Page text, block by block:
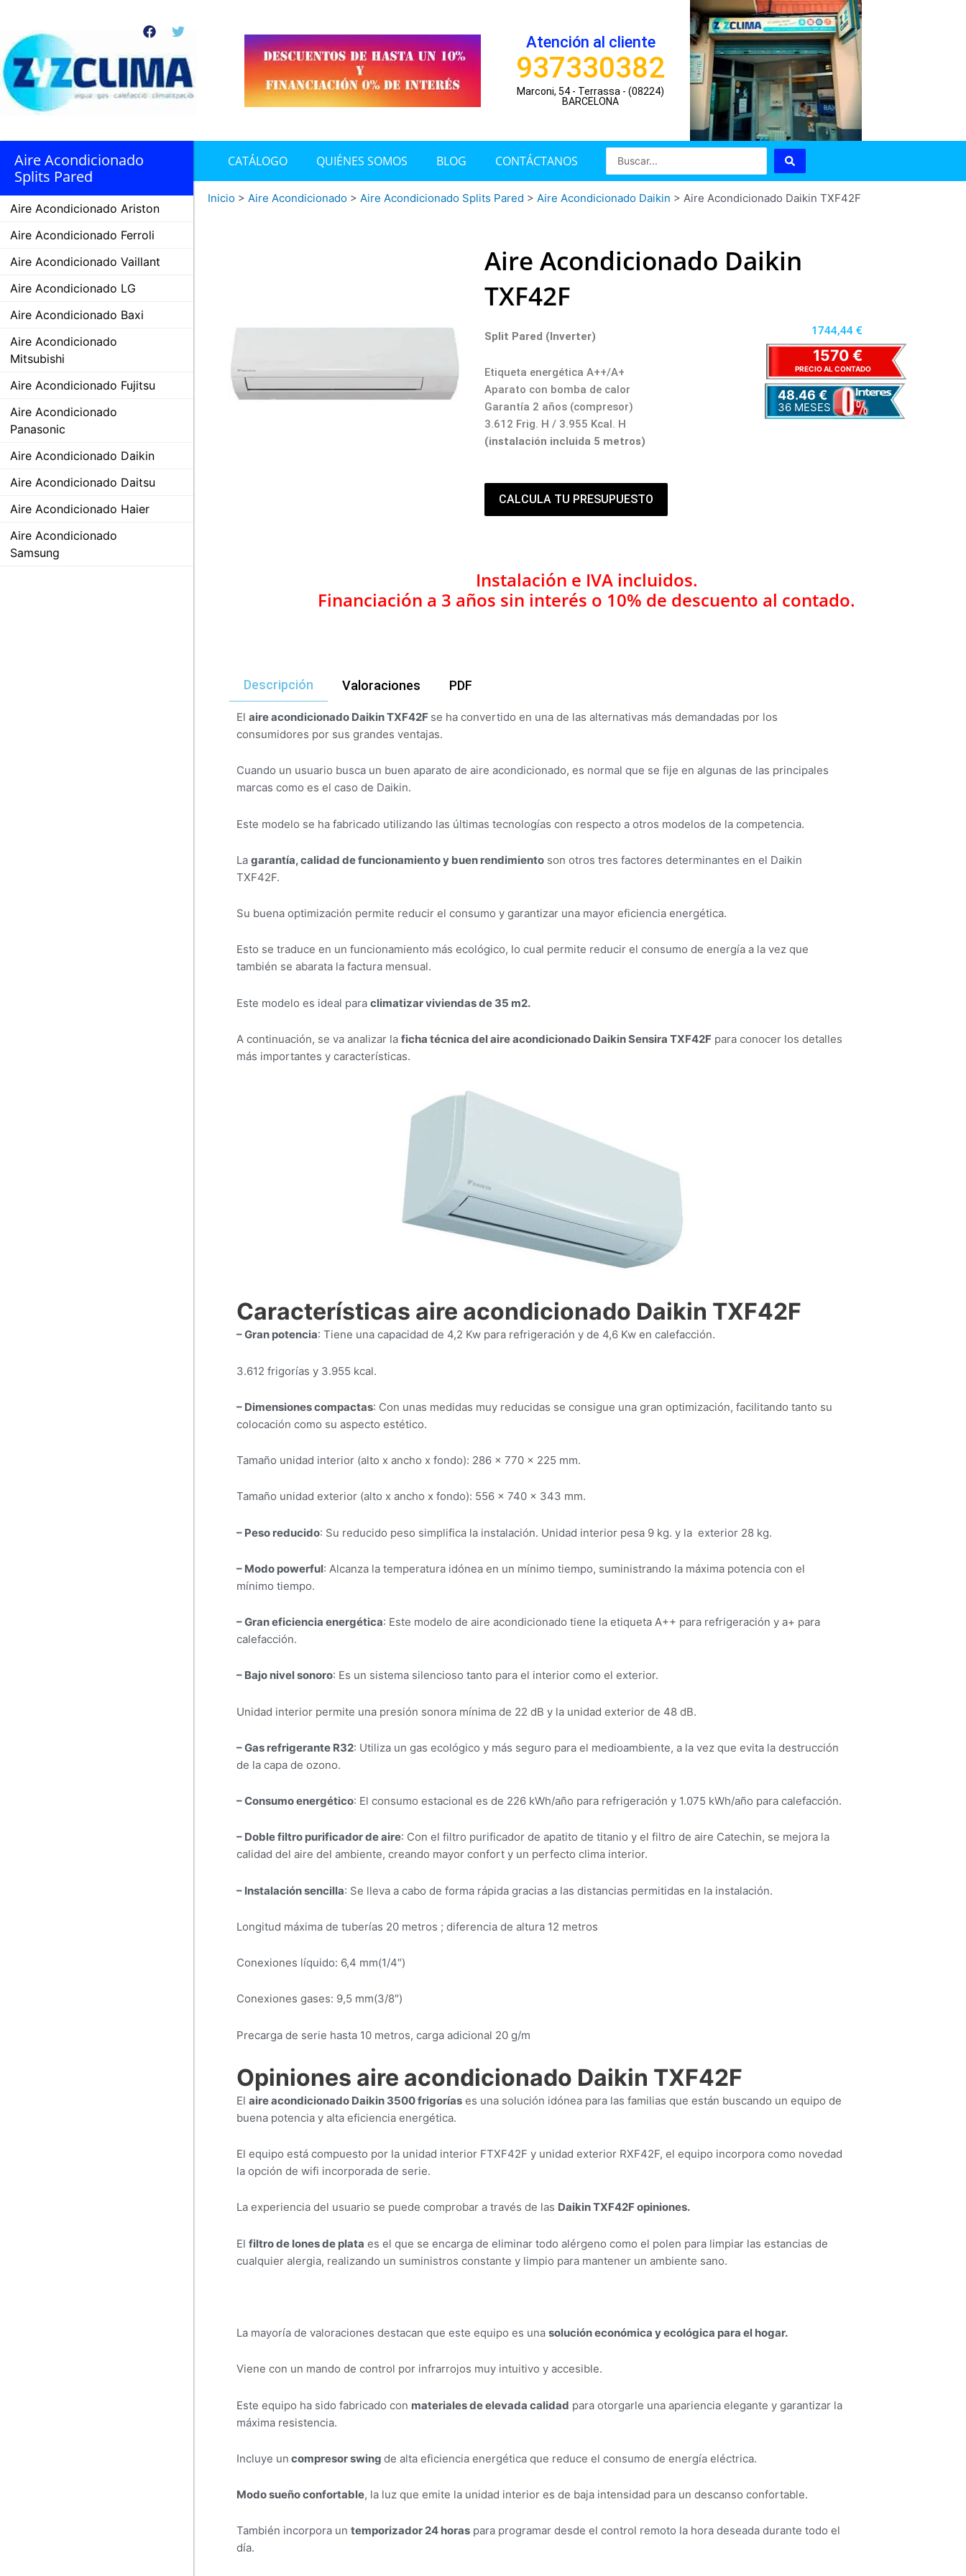
contenido
F
c
e
b
o
T
i
t
t
e
Atención al cliente
937330382
Marconi, 54 - Terrassa - (08224)
BARCELONA
CATÁLOGO QUIÉNES SOMOS BLOG CONTÁCTANOS
Search
...
Aire Acondicionado
Splits Pared
Aire Acondicionado Ariston
Aire Acondicionado Ferroli
Aire Acondicionado Vaillant
Aire Acondicionado LG
Aire Acondicionado Baxi
Aire Acondicionado
Mitsubishi
Aire Acondicionado Fujitsu
Aire Acondicionado
Panasonic
Aire Acondicionado Daikin
Aire Acondicionado Daitsu
Aire Acondicionado Haier
Aire Acondicionado
Samsung
Inicio> Aire Acondicionado> Aire Acondicionado Splits Pared > Aire Acondicionado Daikin > Aire Acondicionado Daikin TXF42F
Aire Acondicionado Daikin
TXF42F
Split Pared (Inverter)
Etiqueta energética A++/A+
Aparato con bomba de calor
Garantía 2 años (compresor)
3.612 Frig. H / 3.955 Kcal. H
(instalación incluida 5 metros)
CALCULA TU PRESUPUESTO
1744,44 €
1570 €
PRECIO AL CONTADO
48.46 €
36 MESES
Instalación e IVA incluidos.
Financiación a 3 años sin interés o 10% de descuento al contado.
Descripción Valoraciones PDF
El aire acondicionado Daikin TXF42F se ha convertido en una de las alternativas más demandadas por los
consumidores por sus grandes ventajas.
Cuando un usuario busca un buen aparato de aire acondicionado, es normal que se fije en algunas de las principales
marcas como es el caso de Daikin.
Este modelo se ha fabricado utilizando las últimas tecnologías con respecto a otros modelos de la competencia.
La garantía, calidad de funcionamiento y buen rendimientoson otros tres factores determinantes en el Daikin
TXF42F.
Su buena optimización permite reducir el consumo y garantizar una mayor eficiencia energética.
Esto se traduce en un funcionamiento más ecológico, lo cual permite reducir el consumo de energía a la vez que
también se abarata la factura mensual.
Este modelo es ideal para climatizar viviendas de 35 m2.
A continuación, se va analizar la ficha técnica del aire acondicionado Daikin Sensira TXF42Fpara conocer los detalles
más importantes y características.
Características aire acondicionado Daikin TXF42F
– Gran potencia: Tiene una capacidad de 4,2 Kw para refrigeración y de 4,6 Kw en calefacción.
3.612 frigorías y 3.955 kcal.
– Dimensiones compactas: Con unas medidas muy reducidas se consigue una gran optimización, facilitando tanto su
colocación como su aspecto estético.
Tamaño unidad interior (alto x ancho x fondo): 286 × 770 × 225 mm.
Tamaño unidad exterior (alto x ancho x fondo): 556 × 740 × 343 mm.
– Peso reducido: Su reducido peso simplifica la instalación. Unidad interior pesa 9 kg. y la exterior 28 kg.
– Modo powerful: Alcanza la temperatura idónea en un mínimo tiempo, suministrando la máxima potencia con el
mínimo tiempo.
– Gran eficiencia energética: Este modelo de aire acondicionado tiene la etiqueta A++ para refrigeración y a+ para
calefacción.
– Bajo nivel sonoro: Es un sistema silencioso tanto para el interior como el exterior.
Unidad interior permite una presión sonora mínima de 22 dB y la unidad exterior de 48 dB.
– Gas refrigerante R32: Utiliza un gas ecológico y más seguro para el medioambiente, a la vez que evita la destrucción
de la capa de ozono.
– Consumo energético: El consumo estacional es de 226 kWh/año para refrigeración y 1.075 kWh/año para calefacción.
– Doble filtro purificador de aire: Con el filtro purificador de apatito de titanio y el filtro de aire Catechin, se mejora la
calidad del aire del ambiente, creando mayor confort y un perfecto clima interior.
– Instalación sencilla: Se lleva a cabo de forma rápida gracias a las distancias permitidas en la instalación.
Longitud máxima de tuberías 20 metros ; diferencia de altura 12 metros
Conexiones líquido: 6,4 mm(1/4″)
Conexiones gases: 9,5 mm(3/8″)
Precarga de serie hasta 10 metros, carga adicional 20 g/m
Opiniones aire acondicionado Daikin TXF42F
El aire acondicionado Daikin 3500 frigoríases una solución idónea para las familias que están buscando un equipo de
buena potencia y alta eficiencia energética.
El equipo está compuesto por la unidad interior FTXF42F y unidad exterior RXF42F, el equipo incorpora como novedad
la opción de wifi incorporada de serie.
La experiencia del usuario se puede comprobar a través de las Daikin TXF42F opiniones.
El filtro de Iones de plata es el que se encarga de eliminar todo alérgeno como el polen para limpiar las estancias de
cualquier alergia, realizando un suministros constante y limpio para mantener un ambiente sano.
La mayoría de valoraciones destacan que este equipo es una solución económica y ecológica para el hogar.
Viene con un mando de control por infrarrojos muy intuitivo y accesible.
Este equipo ha sido fabricado con materiales de elevada calidad para otorgarle una apariencia elegante y garantizar la
máxima resistencia.
Incluye un compresor swing de alta eficiencia energética que reduce el consumo de energía eléctrica.
Modo sueño confortable, la luz que emite la unidad interior es de baja intensidad para un descanso confortable.
También incorpora un temporizador 24 horaspara programar desde el control remoto la hora deseada durante todo el
día.